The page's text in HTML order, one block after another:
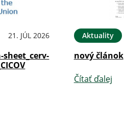
21. JÚL 2026 Aktuality
nový článok
Čítať ďalej